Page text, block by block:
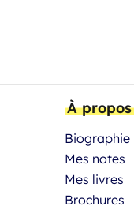
À propos
Biographie
Mes notes
Mes livres
Brochures